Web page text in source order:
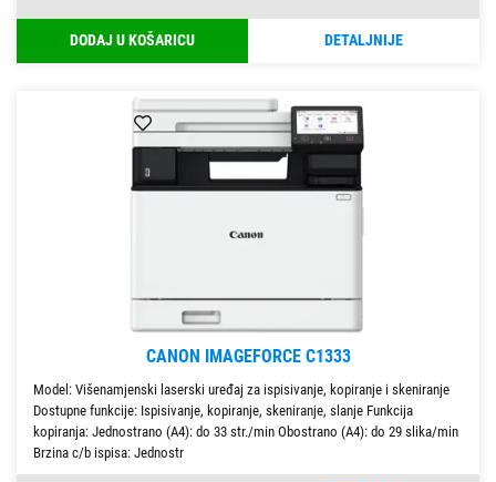
DODAJ U KOŠARICU DETALJNIJE
CANON IMAGEFORCE C1333
Model: Višenamjenski laserski uređaj za ispisivanje, kopiranje i skeniranje
Dostupne funkcije: Ispisivanje, kopiranje, skeniranje, slanje Funkcija
kopiranja: Jednostrano (A4): do 33 str./min Obostrano (A4): do 29 slika/min
Brzina c/b ispisa: Jednostr